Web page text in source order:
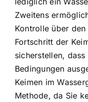
Zweitens
Kontrolle über
Fortschritt der
sicherstellen,
Bedingungen
Keimen im
Methode, da Sie